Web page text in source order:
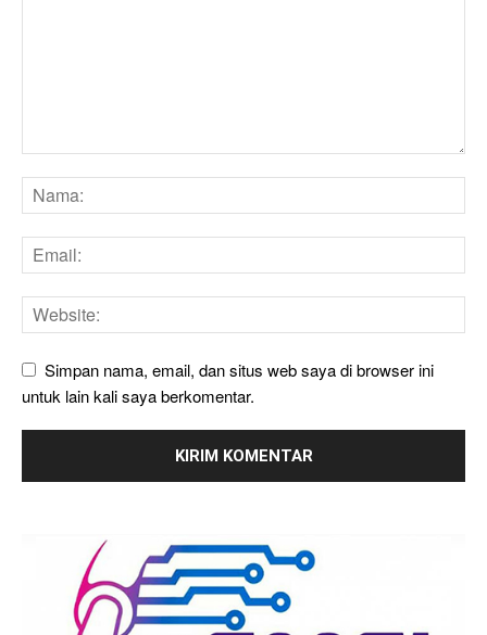
Simpan nama, email, dan situs web saya di browser ini
untuk lain kali saya berkomentar.